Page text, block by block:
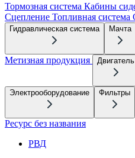
Тормозная система Кабины
Сцепление Топливная система
Гидравлическая система Мачта
Метизная продукция Двигатель
Электрооборудование Фильтры
Ресурс без названия
РВД